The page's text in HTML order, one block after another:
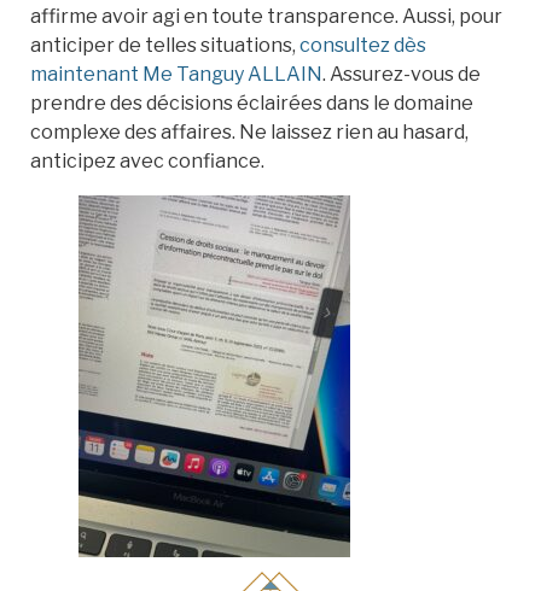
affirme avoir agi en toute transparence. Aussi, pour
anticiper de telles situations, consultez dès
maintenant Me Tanguy ALLAIN. Assurez-vous de
prendre des décisions éclairées dans le domaine
complexe des affaires. Ne laissez rien au hasard,
anticipez avec confiance.